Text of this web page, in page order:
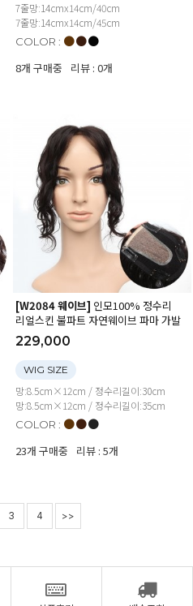
7줄망:14cmx14cm/40cm
7줄망:14cmx14cm/45cm
COLOR : ● ● ●
8개 구매중 리뷰 : 0개
[W2084 웨이브] 인모100% 정수리
리얼스킨 불파트 자연웨이브 파마 가발
229,000
WIG SIZE
망:8.5cm×12cm / 정수리길이:30cm
망:8.5cm×12cm / 정수리길이:35cm
COLOR : ● ● ●
23개 구매중 리뷰 : 5개
3 4 >>